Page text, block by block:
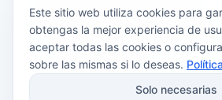
📖 Contenido de la guía:
Cómo funciona el
fotovoltaico
Ayudas y subvenciones
Este sitio web utiliza cookies para
obtengas la mejor experiencia de
aceptar todas las cookies o
sobre las mismas si lo deseas.
Solo necesarias